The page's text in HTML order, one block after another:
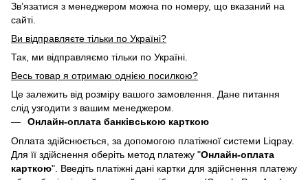
Зв’язатися з менеджером можна по номеру, що вказаний на
сайті.
Ви відправляєте тільки по Україні?
Так, ми відправляємо тільки по Україні.
Весь товар я отримаю однією посилкою?
Це залежить від розміру вашого замовлення. Дане питання
слід узгодити з вашим менеджером.
Онлайн-оплата банківською карткою
Оплата здійснюється, за допомогою платіжної системи Liqpay.
Для її здійснення оберіть метод платежу "Онлайн-оплата
карткою". Введіть платіжні дані картки для здійснення платежу